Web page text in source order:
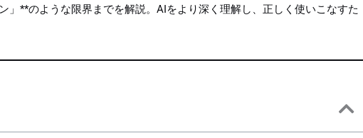
**のような限界までを解説。AIをより深く理解し、正しく使いこなすた